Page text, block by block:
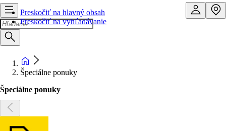
Preskočiť na hlavný obsah
Preskočiť na vyhľadávanie
Špeciálne ponuky
Špeciálne ponuky